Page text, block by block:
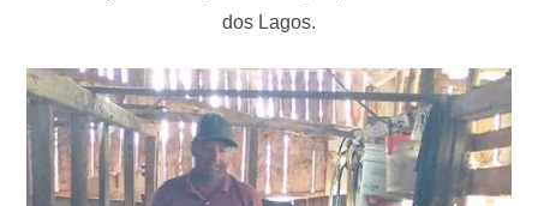
dos Lagos.